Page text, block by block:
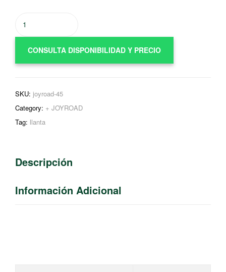
CONSULTA DISPONIBILIDAD Y PRECIO
SKU: joyroad-45
Category: + JOYROAD
Tag: llanta
Descripción
Información Adicional